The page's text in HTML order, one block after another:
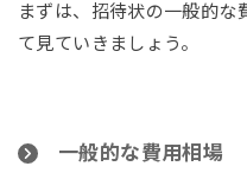
まずは、招待状の一般的な
て見ていきましょう。
一般的な費用相場